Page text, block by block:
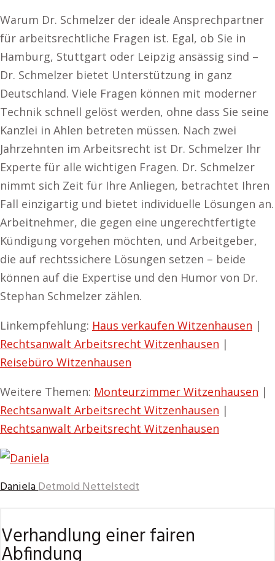
Warum Dr. Schmelzer der ideale Ansprechpartner
für arbeitsrechtliche Fragen ist. Egal, ob Sie in
Hamburg, Stuttgart oder Leipzig ansässig sind –
Dr. Schmelzer bietet Unterstützung in ganz
Deutschland. Viele Fragen können mit moderner
Technik schnell gelöst werden, ohne dass Sie seine
Kanzlei in Ahlen betreten müssen. Nach zwei
Jahrzehnten im Arbeitsrecht ist Dr. Schmelzer Ihr
Experte für alle wichtigen Fragen. Dr. Schmelzer
nimmt sich Zeit für Ihre Anliegen, betrachtet Ihren
Fall einzigartig und bietet individuelle Lösungen an.
Arbeitnehmer, die gegen eine ungerechtfertigte
Kündigung vorgehen möchten, und Arbeitgeber,
die auf rechtssichere Lösungen setzen – beide
können auf die Expertise und den Humor von Dr.
Stephan Schmelzer zählen.
Linkempfehlung: Haus verkaufen Witzenhausen |
Rechtsanwalt Arbeitsrecht Witzenhausen |
Reisebüro Witzenhausen
Weitere Themen: Monteurzimmer Witzenhausen |
Rechtsanwalt Arbeitsrecht Witzenhausen |
Rechtsanwalt Arbeitsrecht Witzenhausen
DanielaDetmold Nettelstedt
Verhandlung einer fairen
Abfindung